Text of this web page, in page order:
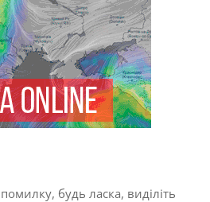
будь ласка, виділіть